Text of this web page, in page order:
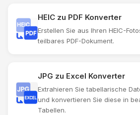
HEIC zu PDF Konverter
Erstellen Sie aus Ihren HEIC-
teilbares PDF-Dokument.
JPG zu Excel Konverter
Extrahieren Sie tabellarische
und konvertieren Sie diese in
Tabellen.